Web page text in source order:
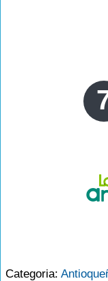
Categoria: